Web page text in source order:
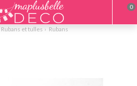
Rubans et tulles
Rubans
0